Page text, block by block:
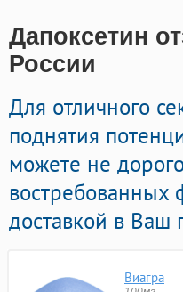
Дапоксетин
России
Для отличного
поднятия
можете не
востребованных
доставкой в Ваш
Виагра